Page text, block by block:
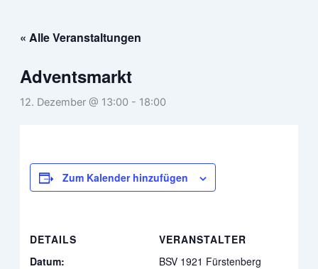
springen« Alle Veranstaltungen
Adventsmarkt
12. Dezember @ 13:00 - 18:00
Zum Kalender hinzufügen
DETAILS
Datum:
VERANSTALTER
BSV 1921 Fürstenberg